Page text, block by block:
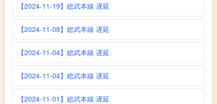
【2024-11-19】総武本線 遅延
【2024-11-08】総武本線 遅延
【2024-11-04】総武本線 遅延
【2024-11-04】総武本線 遅延
【2024-11-01】総武本線 遅延